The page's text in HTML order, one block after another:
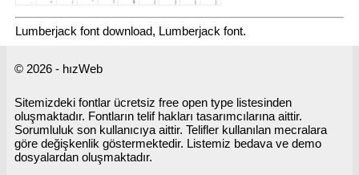
Lumberjack font download, Lumberjack font.
© 2026 - hızWeb
Sitemizdeki fontlar ücretsiz free open type listesinden
oluşmaktadır. Fontların telif hakları tasarımcılarına aittir.
Sorumluluk son kullanıcıya aittir. Telifler kullanılan mecralara
göre değişkenlik göstermektedir. Listemiz bedava ve demo
dosyalardan oluşmaktadır.